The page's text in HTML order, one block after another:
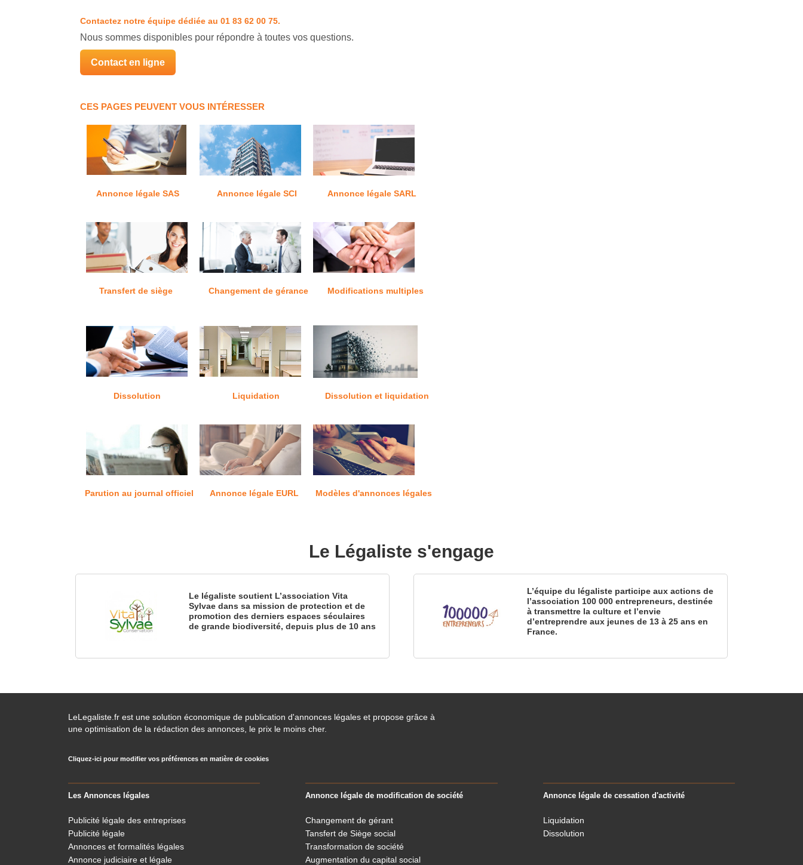
Contactez notre équipe dédiée au 01 83 62 00 75.
Nous sommes disponibles pour répondre à toutes vos questions.
Contact en ligne
CES PAGES PEUVENT VOUS INTÉRESSER
Annonce légale SAS Annonce légale SCI Annonce légale SARL
Transfert de siège Changement de gérance Modifications multiples
Dissolution Liquidation Dissolution et liquidation
Parution au journal officiel Annonce légale EURL Modèles d'annonces légales
Le Légaliste s'engage
Le légaliste soutient L’association Vita
Sylvae dans sa mission de protection et de
promotion des derniers espaces séculaires
de grande biodiversité, depuis plus de 10 ans
L’équipe du légaliste participe aux actions de
l’association 100 000 entrepreneurs, destinée
à transmettre la culture et l’envie
d’entreprendre aux jeunes de 13 à 25 ans en
France.
LeLegaliste.fr est une solution économique de publication d'annonces légales et propose grâce à
une optimisation de la rédaction des annonces, le prix le moins cher.
Cliquez-ici pour modifier vos préférences en matière de cookies
Les Annonces légales
Publicité légale des entreprises
Publicité légale
Annonces et formalités légales
Annonce judiciaire et légale
Annonce légale de modification de société
Changement de gérant
Tansfert de Siège social
Transformation de société
Augmentation du capital social
Annonce légale de cessation d'activité
Liquidation
Dissolution